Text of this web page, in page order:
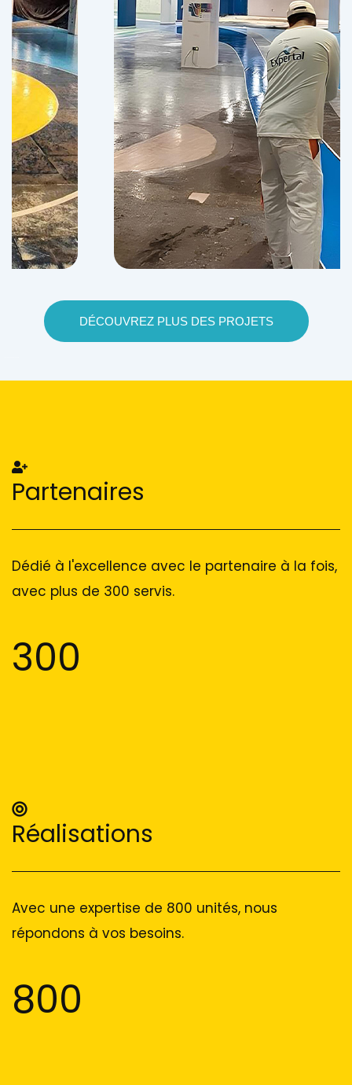
DÉCOUVREZ PLUS DES PROJETS
Partenaires
Dédié à l'excellence avec le partenaire à la fois,
avec plus de 300 servis.
300
Réalisations
Avec une expertise de 800 unités, nous
répondons à vos besoins.
800